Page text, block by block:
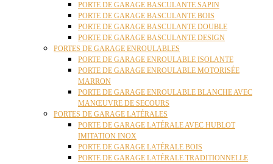
PORTE DE GARAGE BASCULANTE SAPIN
PORTE DE GARAGE BASCULANTE BOIS
PORTE DE GARAGE BASCULANTE DOUBLE
PORTE DE GARAGE BASCULANTE DESIGN
PORTES DE GARAGE ENROULABLES
PORTE DE GARAGE ENROULABLE ISOLANTE
PORTE DE GARAGE ENROULABLE MOTORISÉE
MARRON
PORTE DE GARAGE ENROULABLE BLANCHE AVEC
MANŒUVRE DE SECOURS
PORTES DE GARAGE LATÉRALES
PORTE DE GARAGE LATÉRALE AVEC HUBLOT
IMITATION INOX
PORTE DE GARAGE LATÉRALE BOIS
PORTE DE GARAGE LATÉRALE TRADITIONNELLE